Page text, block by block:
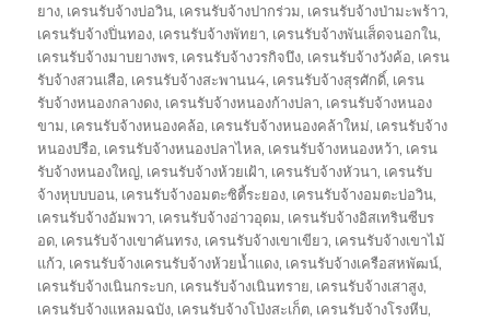
ยาง, เครนรับจ้างบ่อวิน, เครนรับจ้างปากร่วม, เครนรับจ้างป่ามะพร้าว,
เครนรับจ้างปิ่นทอง, เครนรับจ้างพัทยา, เครนรับจ้างพันเส็ดจนอกใน,
เครนรับจ้างมาบยางพร, เครนรับจ้างวรกิจบึง, เครนรับจ้างวังค้อ, เครน
รับจ้างสวนเสือ, เครนรับจ้างสะพานน4, เครนรับจ้างสุรศักดิ์, เครน
รับจ้างหนองกลางดง, เครนรับจ้างหนองก้างปลา, เครนรับจ้างหนอง
ขาม, เครนรับจ้างหนองคล้อ, เครนรับจ้างหนองคล้าใหม่, เครนรับจ้าง
หนองปรือ, เครนรับจ้างหนองปลาไหล, เครนรับจ้างหนองหว้า, เครน
รับจ้างหนองใหญ่, เครนรับจ้างห้วยเฝ้า, เครนรับจ้างหัวนา, เครนรับ
จ้างหุบบบอน, เครนรับจ้างอมตะซิตี้ระยอง, เครนรับจ้างอมตะบ่อวิน,
เครนรับจ้างอัมพวา, เครนรับจ้างอ่าวอุดม, เครนรับจ้างอิสเทรินซีบร
อด, เครนรับจ้างเขาคันทรง, เครนรับจ้างเขาเขียว, เครนรับจ้างเขาไม้
แก้ว, เครนรับจ้างเครนรับจ้างห้วยน้ำแดง, เครนรับจ้างเครือสหพัฒน์,
เครนรับจ้างเนินกระบก, เครนรับจ้างเนินทราย, เครนรับจ้างเสาสูง,
เครนรับจ้างแหลมฉบัง, เครนรับจ้างโป่งสะเก็ต, เครนรับจ้างโรงหีบ,